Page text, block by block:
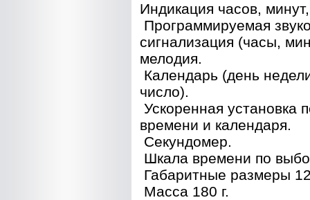
Индикация часов,
Программируемая
сигнализация (часы,
мелодия.
Календарь (день
число).
Ускоренная установка
времени и календаря.
Секундомер.
Шкала времени по
Габаритные размеры
Масса 180 г.